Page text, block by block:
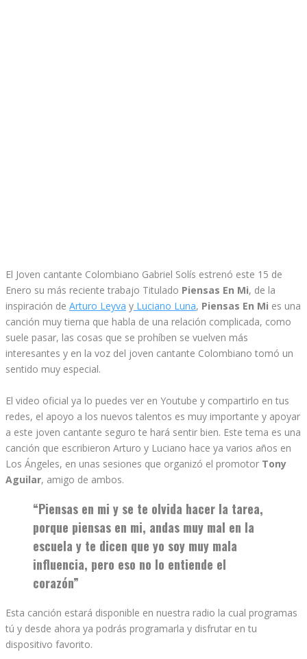
El Joven cantante Colombiano Gabriel Solís estrenó este 15 de
Enero su más reciente trabajo Titulado Piensas En Mi, de la
inspiración de Arturo Leyva y Luciano Luna, Piensas En Mi es una
canción muy tierna que habla de una relación complicada, como
suele pasar, las cosas que se prohíben se vuelven más
interesantes y en la voz del joven cantante Colombiano tomó un
sentido muy especial.
El video oficial ya lo puedes ver en Youtube y compartirlo en tus
redes, el apoyo a los nuevos talentos es muy importante y apoyar
a este joven cantante seguro te hará sentir bien. Este tema es una
canción que escribieron Arturo y Luciano hace ya varios años en
Los Ángeles, en unas sesiones que organizó el promotor Tony
Aguilar, amigo de ambos.
“Piensas en mi y se te olvida hacer la tarea,
porque piensas en mi, andas muy mal en la
escuela y te dicen que yo soy muy mala
influencia, pero eso no lo entiende el
corazón”
Esta canción estará disponible en nuestra radio la cual programas
tú y desde ahora ya podrás programarla y disfrutar en tu
dispositivo favorito.